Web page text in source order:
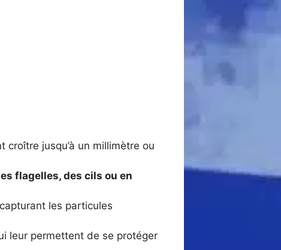
jusqu’à un millimètre ou
flagelles, des cils ou en
les particules
leur permettent de se protéger